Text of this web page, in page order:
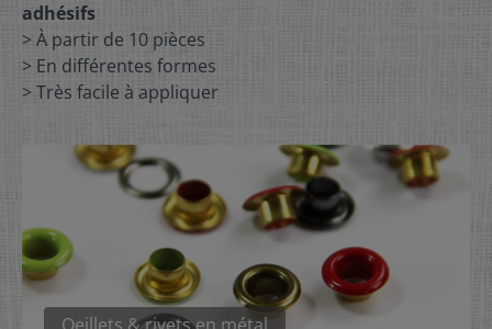
adhésifs
> À partir de 10 pièces
> En différentes formes
> Très facile à appliquer